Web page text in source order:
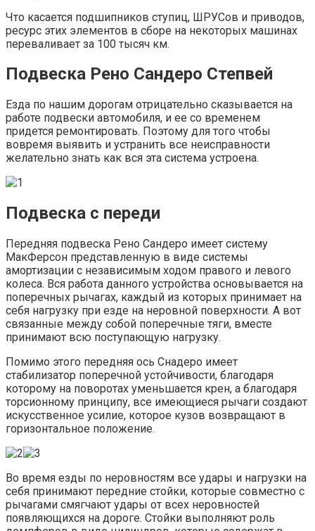
Что касается подшипников ступиц, ШРУСов и приводов,
ресурс этих элементов в сборе на некоторых машинах
переваливает за 100 тысяч км.
Подвеска Рено Сандеро Степвей
Езда по нашим дорогам отрицательно сказывается на
работе подвески автомобиля, и ее со временем
придется ремонтировать. Поэтому для того чтобы
вовремя выявить и устранить все неисправности
желательно знать как вся эта система устроена.
Подвеска с переди
Передняя подвеска Рено Сандеро имеет систему
МакФерсон представленную в виде системы
амортизации с независимым ходом правого и левого
колеса. Вся работа данного устройства основывается на
поперечных рычагах, каждый из которых принимает на
себя нагрузку при езде на неровной поверхности. А вот
связанные между собой поперечные тяги, вместе
принимают всю поступающую нагрузку.
Помимо этого передняя ось Снадеро имеет
стабилизатор поперечной устойчивости, благодаря
которому на поворотах уменьшается крен, а благодаря
торсионному принципу, все имеющиеся рычаги создают
искусственное усилие, которое кузов возвращают в
горизонтальное положение.
Во время езды по неровностям все удары и нагрузки на
себя принимают передние стойки, которые совместно с
рычагами смягчают удары от всех неровностей
появляющихся на дороге. Стойки выполняют роль